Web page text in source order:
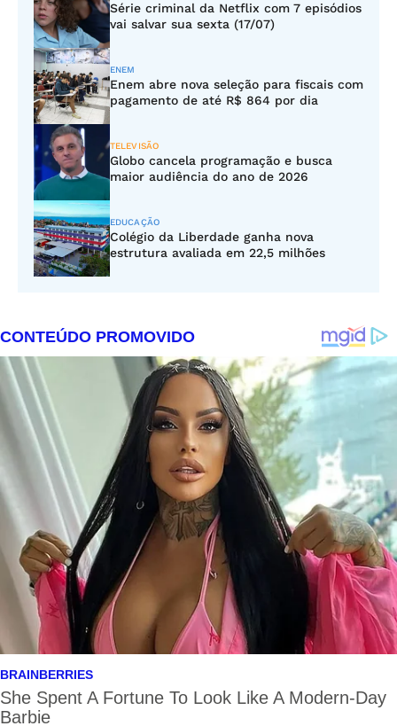
Série criminal da Netflix com 7 episódios
vai salvar sua sexta (17/07)
ENEM
Enem abre nova seleção para fiscais com
pagamento de até R$ 864 por dia
TELEVISÃO
Globo cancela programação e busca
maior audiência do ano de 2026
EDUCAÇÃO
Colégio da Liberdade ganha nova
estrutura avaliada em 22,5 milhões